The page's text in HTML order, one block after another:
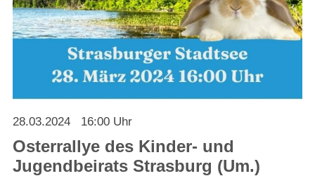
Bine ați venit în Strasburg (Uckermark)
Online-Bewerbungen
Sprache/Language
28.03.2024 16:00 Uhr
Osterrallye des Kinder- und
Jugendbeirats Strasburg (Um.)